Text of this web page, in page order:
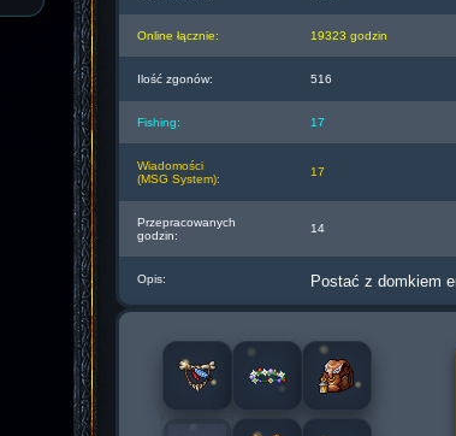
Online łącznie: 19323 godzin
Ilość zgonów: 516
Fishing: 17
Wiadomości
(MSG System):
17
Przepracowanych
godzin:
14
Opis: Postać z domkiem